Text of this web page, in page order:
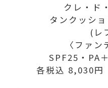
クレ・ド
タンクッシ
(レ
〈ファン
SPF25・PA
各税込 8,030円